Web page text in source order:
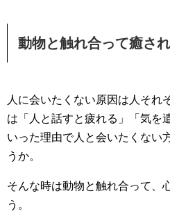
動物と触れ合って癒され
人に会いたくない原因は人それ
は「人と話すと疲れる」「気を
いった理由で人と会いたくない
うか。
そんな時は動物と触れ合って、
う。